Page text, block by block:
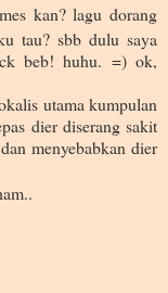
kan? lagu dorang
tau? sbb dulu saya
beb! huhu. =) ok,
utama kumpulan
dier diserang sakit
menyebabkan dier